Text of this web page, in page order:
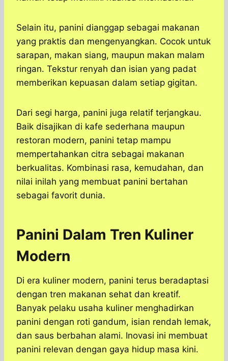
Selain itu, panini dianggap sebagai makanan
yang praktis dan mengenyangkan. Cocok untuk
sarapan, makan siang, maupun makan malam
ringan. Tekstur renyah dan isian yang padat
memberikan kepuasan dalam setiap gigitan.
Dari segi harga, panini juga relatif terjangkau.
Baik disajikan di kafe sederhana maupun
restoran modern, panini tetap mampu
mempertahankan citra sebagai makanan
berkualitas. Kombinasi rasa, kemudahan, dan
nilai inilah yang membuat panini bertahan
sebagai favorit dunia.
Panini Dalam Tren Kuliner
Modern
Di era kuliner modern, panini terus beradaptasi
dengan tren makanan sehat dan kreatif.
Banyak pelaku usaha kuliner menghadirkan
panini dengan roti gandum, isian rendah lemak,
dan saus berbahan alami. Inovasi ini membuat
panini relevan dengan gaya hidup masa kini.